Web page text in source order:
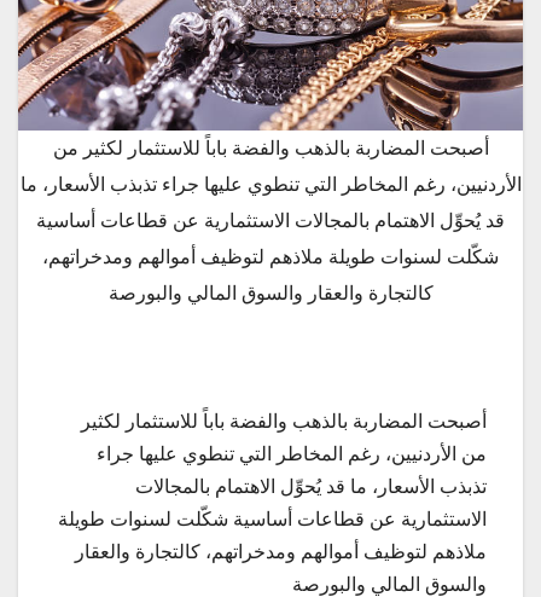
أصبحت المضاربة بالذهب والفضة باباً للاستثمار لكثير من
الأردنيين، رغم المخاطر التي تنطوي عليها جراء تذبذب الأسعار، ما
قد يُحوِّل الاهتمام بالمجالات الاستثمارية عن قطاعات أساسية
شكّلت لسنوات طويلة ملاذهم لتوظيف أموالهم ومدخراتهم،
كالتجارة والعقار والسوق المالي والبورصة
أصبحت المضاربة بالذهب والفضة باباً للاستثمار لكثير
من الأردنيين، رغم المخاطر التي تنطوي عليها جراء
تذبذب الأسعار، ما قد يُحوِّل الاهتمام بالمجالات
الاستثمارية عن قطاعات أساسية شكّلت لسنوات طويلة
ملاذهم لتوظيف أموالهم ومدخراتهم، كالتجارة والعقار
والسوق المالي والبورصة